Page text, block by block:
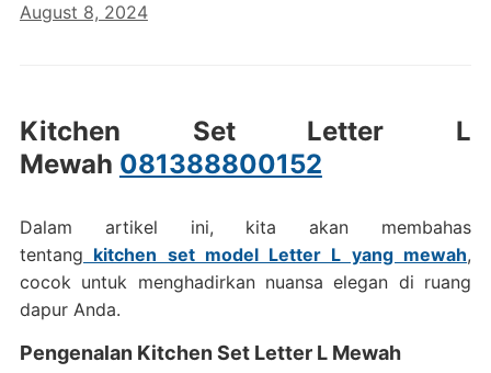
August 8, 2024
Kitchen Set Letter L
Mewah 081388800152
Dalam artikel ini, kita akan membahas
tentang kitchen set model Letter L yang mewah,
cocok untuk menghadirkan nuansa elegan di ruang
dapur Anda.
Pengenalan Kitchen Set Letter L Mewah